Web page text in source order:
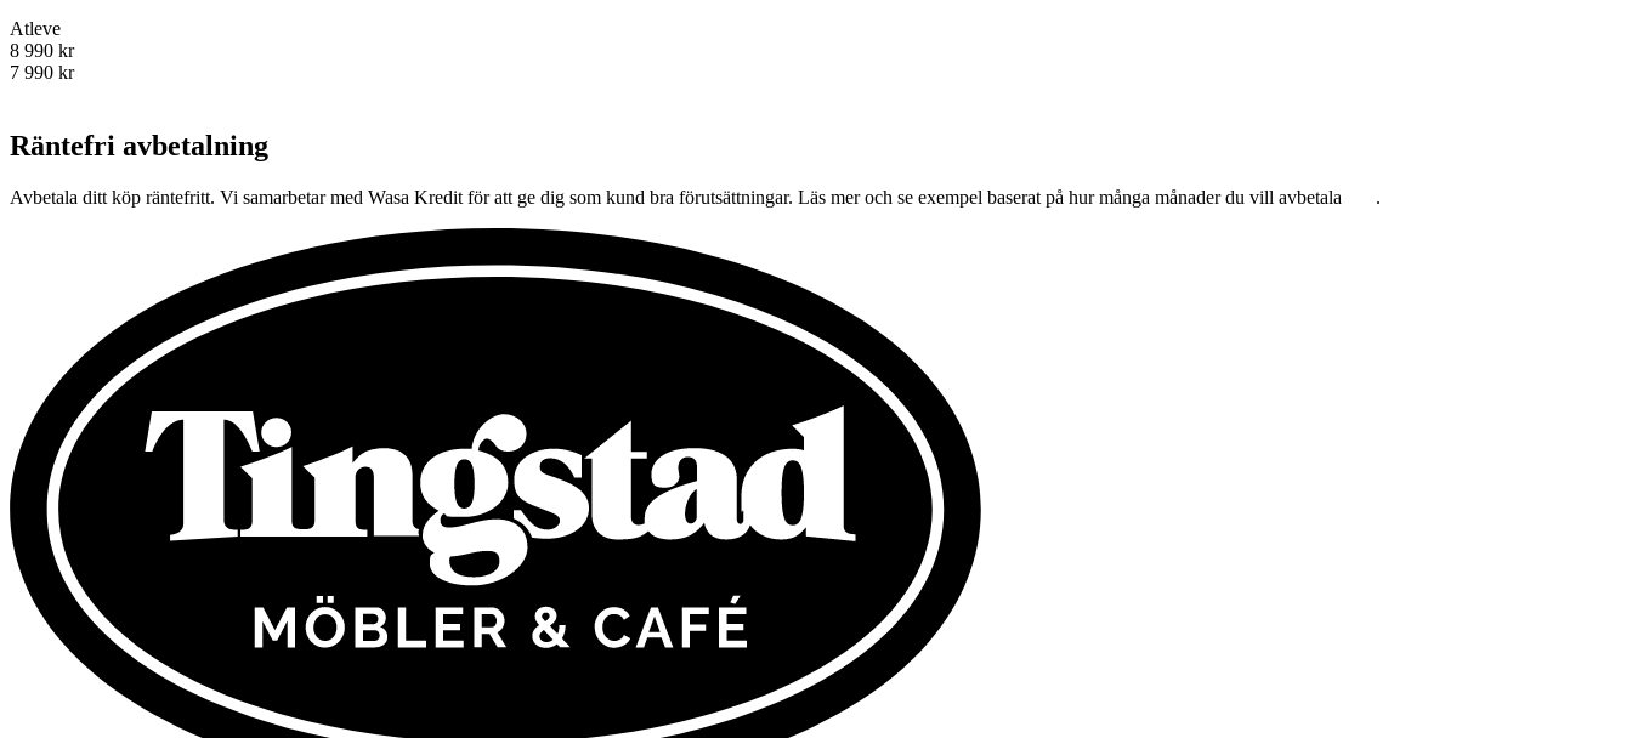
Atleve
8 990 kr
7 990 kr
Räntefri avbetalning
Avbetala ditt köp räntefritt. Vi samarbetar med Wasa Kredit för att ge dig som kund bra förutsättningar. Läs mer och se exempel baserat på hur många månader du vill avbetala .